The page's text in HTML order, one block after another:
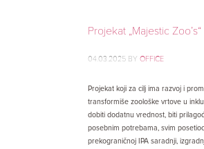
Projekat „Majestic
04.03.2025 BY OFFICE
Projekat koji za cilj ima razvoj i
transformiše zoološke vrtove u
dobiti dodatnu vrednost, biti
posebnim potrebama, svim
prekograničnoj IPA saradnji,